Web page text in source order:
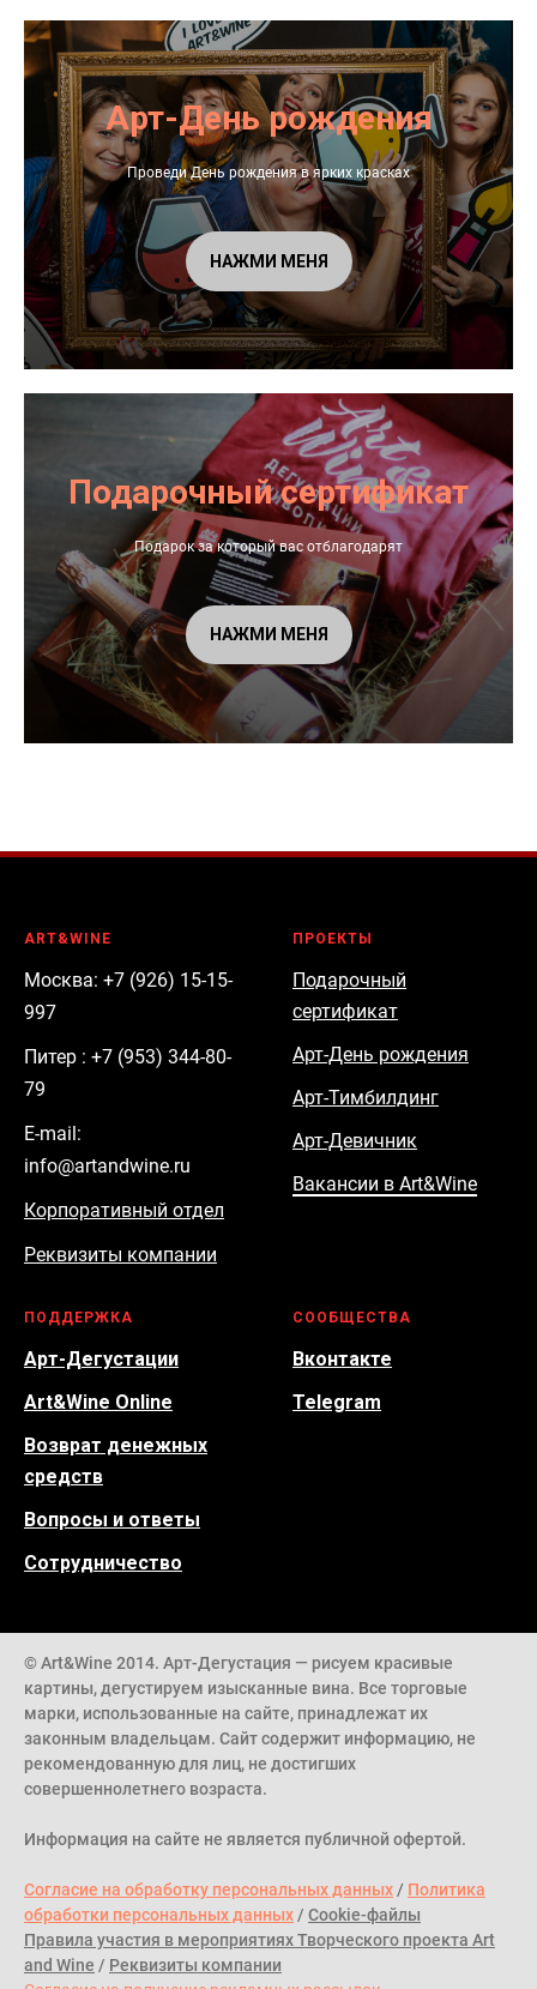
Арт-День рождения
Проведи День рождения в ярких красках
НАЖМИ МЕНЯ
Подарочный сертификат
Подарок за который вас отблагодарят
НАЖМИ МЕНЯ
ART&WINE
Москва: +7 (926) 15-15-
997
Питер : +7 (953) 344-80-
79
E-mail:
info@artandwine.ru
Корпоративный отдел
Реквизиты компании
ПРОЕКТЫ
Подарочный
сертификат
Арт-День рождения
Арт-Тимбилдинг
Арт-Девичник
Вакансии в Art&Wine
ПОДДЕРЖКА
Арт-Дегустации
Art&Wine Online
Возврат денежных
средств
Вопросы и ответы
Сотрудничество
СООБЩЕСТВА
Вконтакте
Telegram
© Art&Wine 2014. Арт-Дегустация — рисуем красивые
картины, дегустируем изысканные вина. Все торговые
марки, использованные на сайте, принадлежат их
законным владельцам. Сайт содержит информацию, не
рекомендованную для лиц, не достигших
совершеннолетнего возраста.
Информация на сайте не является публичной офертой.
Согласие на обработку персональных данных / Политика
обработки персональных данных / Cookie-файлы
Правила участия в мероприятиях Творческого проекта Art
and Wine / Реквизиты компании